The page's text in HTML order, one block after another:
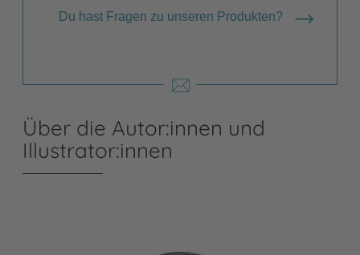
Du hast Fragen zu unseren Produkten?
Über die Autor:innen und
Illustrator:innen